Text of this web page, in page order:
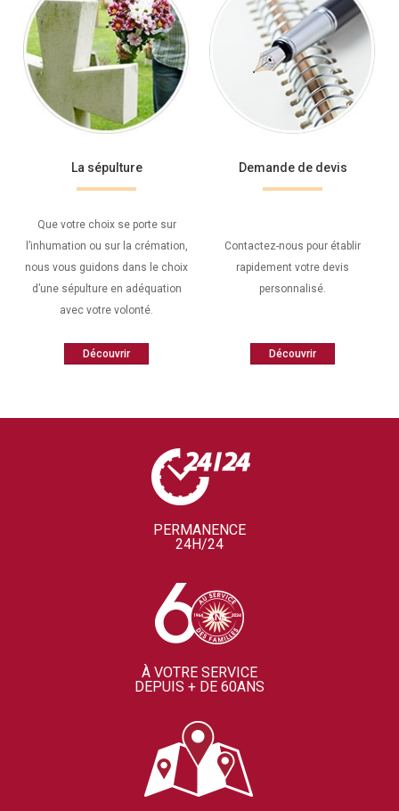
La sépulture
Que votre choix se porte sur
l’inhumation ou sur la crémation,
nous vous guidons dans le choix
d’une sépulture en adéquation
avec votre volonté.
Découvrir
Demande de devis
Contactez-nous pour établir
rapidement votre devis
personnalisé.
Découvrir
PERMANENCE
24H/24
À VOTRE SERVICE
DEPUIS + DE 60ANS